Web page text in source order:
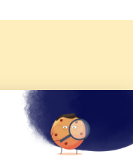
2026 de KTO